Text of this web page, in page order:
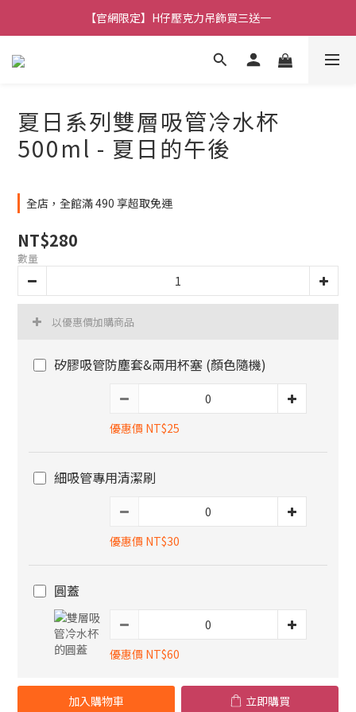
🚚 全館消費滿 $490 超取免運
夏日系列雙層吸管冷水杯
500ml - 夏日的午後
全店，全館滿 490 享超取免運
NT$280
數量
以優惠價加購商品
矽膠吸管防塵套&兩用杯塞 (顏色隨機)
優惠價 NT$25
細吸管專用清潔刷
優惠價 NT$30
圓蓋
優惠價 NT$60
加入購物車 立即購買